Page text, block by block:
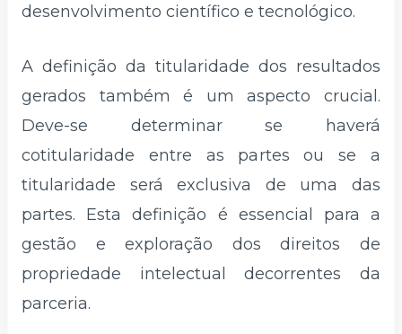
desenvolvimento científico e tecnológico.
A definição da titularidade dos resultados
gerados também é um aspecto crucial.
Deve-se determinar se haverá
cotitularidade entre as partes ou se a
titularidade será exclusiva de uma das
partes. Esta definição é essencial para a
gestão e exploração dos direitos de
propriedade intelectual decorrentes da
parceria.